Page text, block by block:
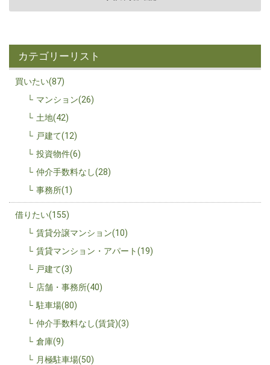
カテゴリーリスト
買いたい(87)
マンション(26)
土地(42)
戸建て(12)
投資物件(6)
仲介手数料なし(28)
事務所(1)
借りたい(155)
賃貸分譲マンション(10)
賃貸マンション・アパート(19)
戸建て(3)
店舗・事務所(40)
駐車場(80)
仲介手数料なし(賃貸)(3)
倉庫(9)
月極駐車場(50)